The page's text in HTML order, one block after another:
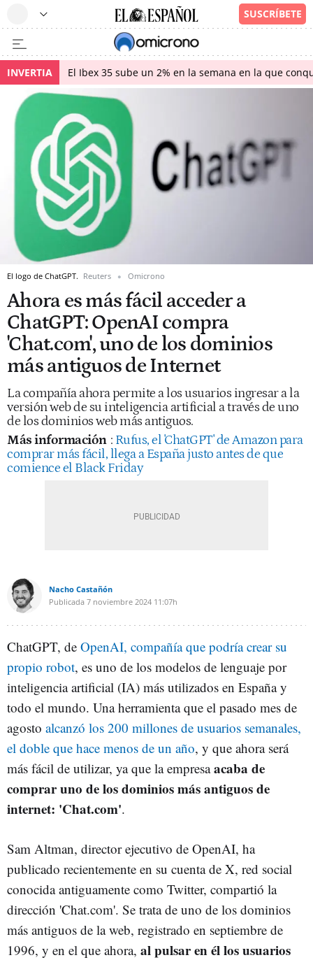
INVERTIA El Ibex 35 sube un 2% en la semana en la que
El logo de ChatGPT. Reuters Omicrono
Ahora es más fácil acceder a
ChatGPT: OpenAI compra
'Chat.com', uno de los dominios
más antiguos de Internet
La compañía ahora permite a los usuarios ingresar a la
versión web de su inteligencia artificial a través de uno
de los dominios web más antiguos.
Más información : Rufus, el 'ChatGPT' de Amazon para
comprar más fácil, llega a España justo antes de que
comience el Black Friday
Nacho Castañón
Publicada 7 noviembre 2024 11:07h
ChatGPT, de OpenAI, compañía que podría crear su
propio robot, es uno de los modelos de lenguaje por
inteligencia artificial (IA) más utilizados en España y
todo el mundo. Una herramienta que el pasado mes de
agosto alcanzó los 200 millones de usuarios semanales,
el doble que hace menos de un año, y que ahora será
más fácil de utilizar, ya que la empresaacaba de
comprar uno de los dominios más antiguos de
internet: 'Chat.com'.
Sam Altman, director ejecutivo de OpenAI, ha
publicado recientemente en su cuenta de X, red social
conocida antiguamente como Twitter, compartió la
dirección 'Chat.com'. Se trata de uno de los dominios
más antiguos de la web, registrado en septiembre de
1996, y en el que ahora, al pulsar en él los usuarios